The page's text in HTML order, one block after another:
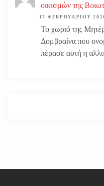
οικισμών της
17 ΦΕΒΡΟΥΑΡΊΟΥ
Το χωριό της
Δομβραίνα που
πέρασε αυτή η